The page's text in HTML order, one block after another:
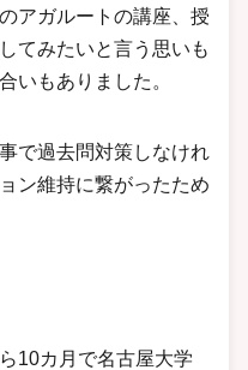
アガルートの講座、授
てみたいと言う思いも
いもありました。
で過去問対策しなけれ
ン維持に繋がったため
10カ月で名古屋大学